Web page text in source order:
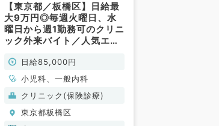
【東京都／板橋区】日給最
大9万円◎毎週火曜日、水
曜日から週1勤務可のクリニ
ック外来バイト／人気エリ
般内科・小児科／非常勤）
日給85,000円
小児科、一般内科
クリニック(保険診療)
東京都板橋区